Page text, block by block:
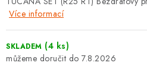
O NÁS
Více informací
SKLADEM (4 ks)
7.8.2026